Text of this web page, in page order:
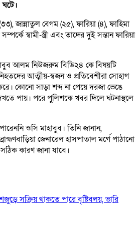
জান্নাতুল বেগম (২৫), ফারিয়া (৪), ফাহিমা
স্বামী-স্ত্রী এবং তাদের দুই সন্তান ফারিয়া
আলম নিউজরুম বিডি২৪ কে বিষয়টি
আত্মীয়-স্বজন ও প্রতিবেশীরা সোহাগ
কোনো সাড়া শব্দ না পেয়ে দরজা ভেঙে
পায়। পরে পুলিশকে খবর দিলে ঘটনাস্থলে
ওসি মাহাবুব। তিনি জানান,
জেনারেল হাসপাতাল মর্গে পাঠানো
কারণ জানা যাবে।
সক্রিয় থাকতে পারে বৃষ্টিবলয়, ভারি